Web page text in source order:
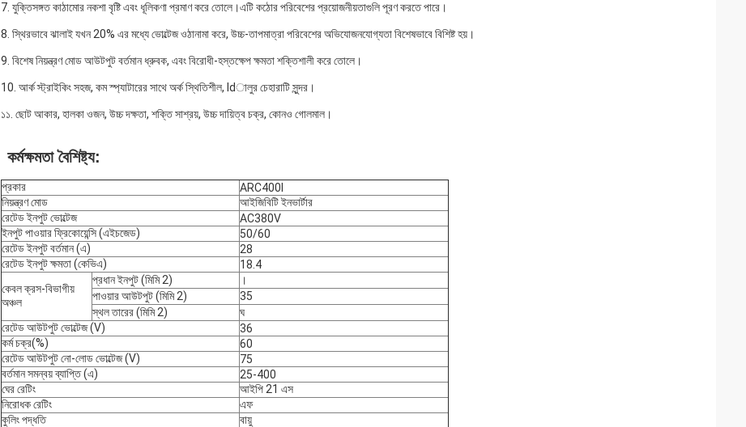
7. যুক্তিসঙ্গত কাঠামোর নকশা বৃষ্টি এবং ধূলিকণা প্রমাণ করে তোলে।এটি কঠোর পরিবেশের প্রয়োজনীয়তাগুলি পূরণ করতে পারে।
8. স্থিরভাবে ঝালাই যখন 20% এর মধ্যে ভোল্টেজ ওঠানামা করে, উচ্চ-তাপমাত্রা পরিবেশের অভিযোজনযোগ্যতা বিশেষভাবে বিশিষ্ট হয়।
9. বিশেষ নিয়ন্ত্রণ মোড আউটপুট বর্তমান ধ্রুবক, এবং বিরোধী-হস্তক্ষেপ ক্ষমতা শক্তিশালী করে তোলে।
10. আর্ক স্ট্রাইকিং সহজ, কম স্প্যাটারের সাথে অর্ক স্থিতিশীল, ldালুর চেহারাটি সুন্দর।
১১. ছোট আকার, হালকা ওজন, উচ্চ দক্ষতা, শক্তি সাশ্রয়, উচ্চ দায়িত্ব চক্র, কোনও গোলমাল।
কর্মক্ষমতা বৈশিষ্ট্য:
প্রকার
ARC400I
নিয়ন্ত্রণ মোড
আইজিবিটি ইনভার্টার
রেটেড ইনপুট ভোল্টেজ
AC380V
ইনপুট পাওয়ার ফ্রিকোয়েন্সি (এইচজেড)
50/60
রেটেড ইনপুট বর্তমান (এ)
28
রেটেড ইনপুট ক্ষমতা (কেভিএ)
18.4
কেবল ক্রস-বিভাগীয়
অঞ্চল
প্রধান ইনপুট (মিমি 2)
।
পাওয়ার আউটপুট (মিমি 2)
35
স্থল তারের (মিমি 2)
ঘ
রেটেড আউটপুট ভোল্টেজ (V)
36
কর্ম চক্র(%)
60
রেটেড আউটপুট নো-লোড ভোল্টেজ (V)
75
বর্তমান সমন্বয় ব্যাপ্তি (এ)
25-400
ঘের রেটিং
আইপি 21 এস
নিরোধক রেটিং
এফ
কুলিং পদ্ধতি
বায়ু